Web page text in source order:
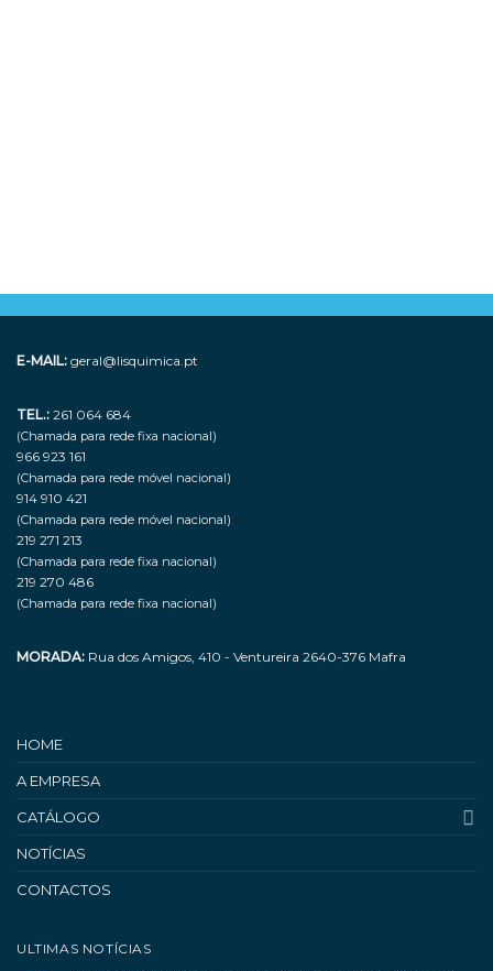
E-MAIL: geral@lisquimica.pt
TEL.: 261 064 684
(Chamada para rede fixa nacional)
966 923 161
(Chamada para rede móvel nacional)
914 910 421
(Chamada para rede móvel nacional)
219 271 213
(Chamada para rede fixa nacional)
219 270 486
(Chamada para rede fixa nacional)
MORADA: Rua dos Amigos, 410 - Ventureira 2640-376 Mafra
HOME
A EMPRESA
CATÁLOGO
NOTÍCIAS
CONTACTOS
ULTIMAS NOTÍCIAS